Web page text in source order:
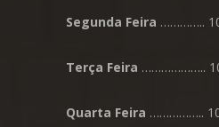
Segunda Feira …………..
Terça Feira ………………..
Quarta Feira ……………..